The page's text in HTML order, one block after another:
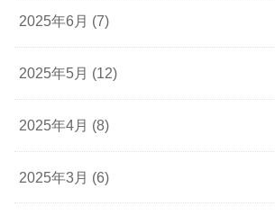
2025年6月 (7)
2025年5月 (12)
2025年4月 (8)
2025年3月 (6)